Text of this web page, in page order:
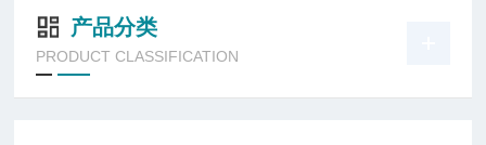
产品分类
PRODUCT CLASSIFICATION